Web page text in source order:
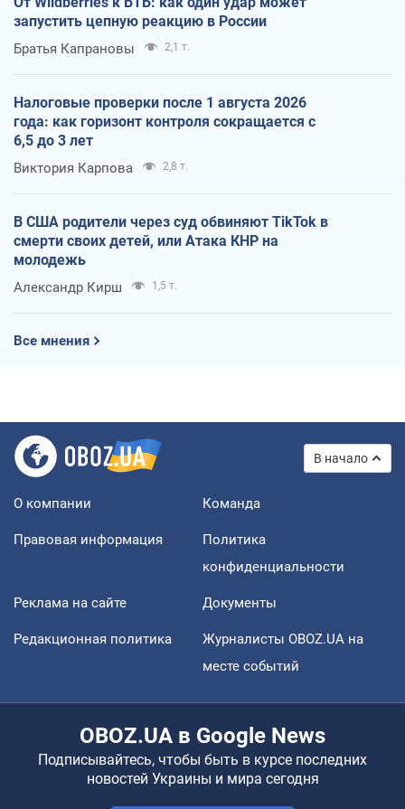
запустить цепную реакцию в России
Братья Капрановы 2,1 т.
Налоговые проверки после 1 августа 2026
года: как горизонт контроля сокращается с
6,5 до 3 лет
Виктория Карпова 2,8 т.
В США родители через суд обвиняют TikTok в
смерти своих детей, или Атака КНР на
молодежь
Александр Кирш 1,5 т.
Все мнения
В начало
О компании Команда
Правовая информация
Политика
конфиденциальности
Реклама на сайте Документы
Редакционная политика
Журналисты OBOZ.UA на
месте событий
OBOZ.UA в Google News
Подписывайтесь, чтобы быть в курсе последних
новостей Украины и мира сегодня